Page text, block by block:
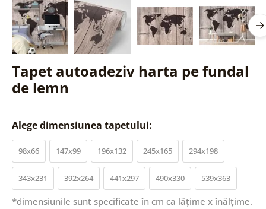
Tapet autoadeziv harta pe fundal
de lemn
Alege dimensiunea tapetului:
98x66 147x99 196x132 245x165 294x198
343x231 392x264 441x297 490x330 539x363
*dimensiunile sunt specificate în cm ca lățime x înălțime.